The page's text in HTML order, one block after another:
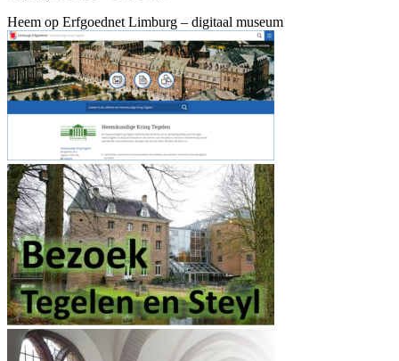
Heem op Erfgoednet Limburg – digitaal museum